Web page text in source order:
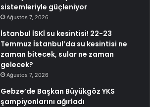
sistemleriyle güçleniyor
Ağustos 7, 2026
İstanbul İSKİ su kesintisi! 22-23
Temmuz İstanbul’da su kesintisi ne
zaman bitecek, sular ne zaman
gelecek?
Ağustos 7, 2026
Gebze’de Başkan Büyükgöz YKS
şampiyonlarını ağırladı